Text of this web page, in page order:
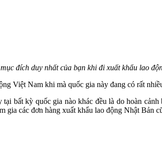
đích duy nhất của bạn khi đi xuất khẩu lao
Việt Nam khi mà quốc gia này đang có rất
tại bất kỳ quốc gia nào khác đều là do hoàn
các đơn hàng xuất khẩu lao động Nhật Bản